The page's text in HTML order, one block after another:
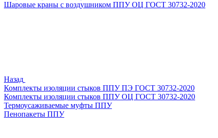
Шаровые краны с воздушником ППУ ОЦ ГОСТ 30732-2020
Назад
Комплекты изоляции стыков ППУ ПЭ ГОСТ 30732-2020
Комплекты изоляции стыков ППУ ОЦ ГОСТ 30732-2020
Термоусаживаемые муфты ППУ
Пенопакеты ППУ